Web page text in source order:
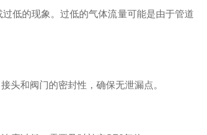
低的现象。过低的气体流量可能是由于管道
和阀门的密封性，确保无泄漏点。